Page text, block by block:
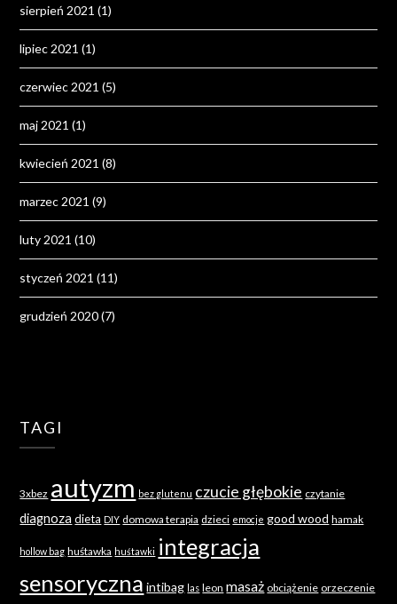
sierpień 2021 (1)
lipiec 2021 (1)
czerwiec 2021 (5)
maj 2021 (1)
kwiecień 2021 (8)
marzec 2021 (9)
luty 2021 (10)
styczeń 2021 (11)
grudzień 2020(7)
TAGI
3xbez autyzm bez glutenu czucie głębokie czytanie
diagnoza dieta DIY domowa terapia dzieci emocje good wood hamak
hollow bag huśtawka huśtawki integracja
sensoryczna intibag las leon masaż obciążenie orzeczenie